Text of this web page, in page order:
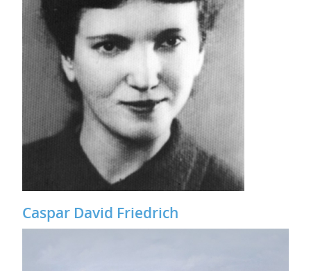
Caspar David Friedrich